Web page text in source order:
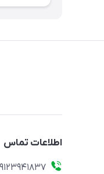
اطلاعات تماس